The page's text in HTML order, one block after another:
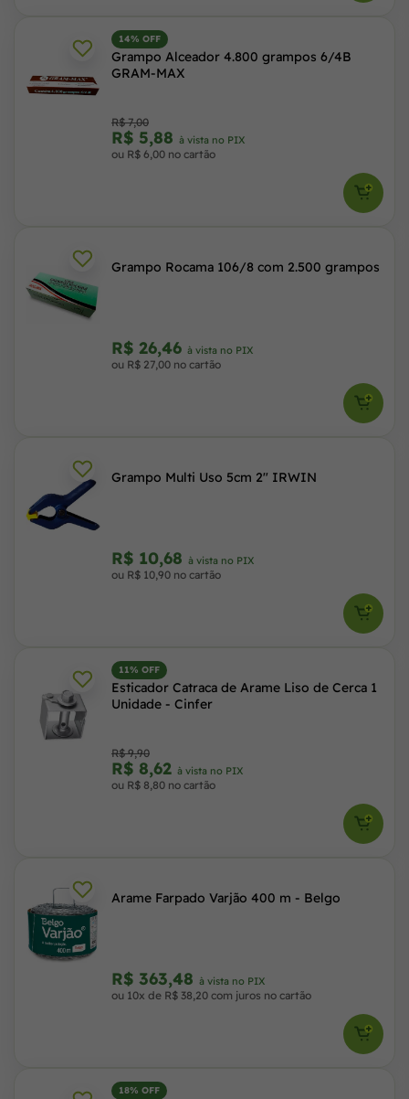
14% OFF
Grampo Alceador 4.800 grampos 6/4B
GRAM-MAX
R$ 7,00
R$ 5,88 à vista no PIX
ou R$ 6,00 no cartão
Grampo Rocama 106/8 com 2.500 grampos
R$ 26,46 à vista no PIX
ou R$ 27,00 no cartão
Grampo Multi Uso 5cm 2" IRWIN
R$ 10,68 à vista no PIX
ou R$ 10,90 no cartão
11% OFF
Esticador Catraca de Arame Liso de Cerca 1
Unidade - Cinfer
R$ 9,90
R$ 8,62 à vista no PIX
ou R$ 8,80 no cartão
Arame Farpado Varjão 400 m - Belgo
R$ 363,48 à vista no PIX
ou 10x de R$ 38,20 com juros no cartão
18% OFF